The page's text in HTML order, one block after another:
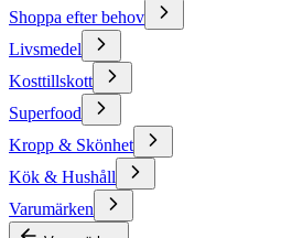
Shoppa efter behov
Livsmedel
Kosttillskott
Superfood
Kropp & Skönhet
Kök & Hushåll
Varumärken